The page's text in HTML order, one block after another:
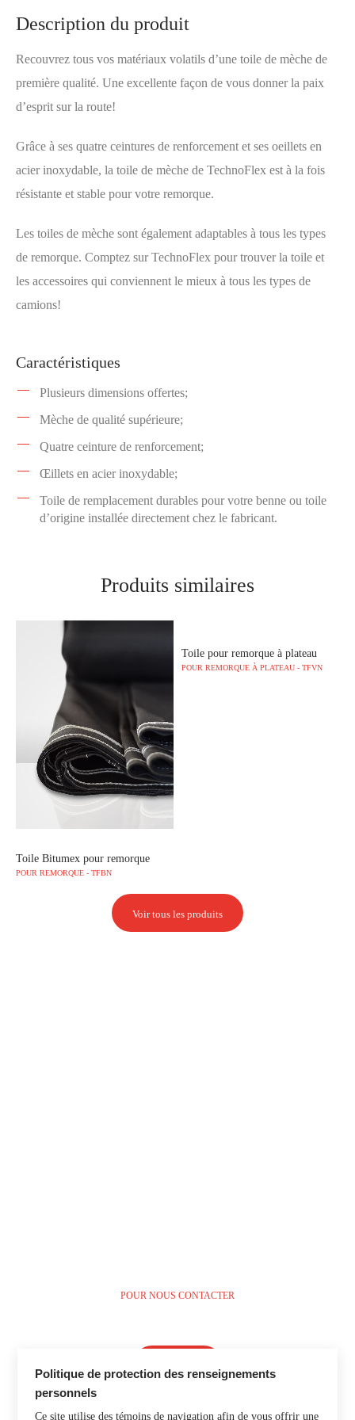
Politique de protection des renseignements
personnels
Ce site utilise des témoins de navigation afin de vous offrir une
Description du produit
Recouvrez tous vos matériaux volatils d’une toile de mèche de
première qualité. Une excellente façon de vous donner la paix
d’esprit sur la route!
Grâce à ses quatre ceintures de renforcement et ses oeillets en
acier inoxydable, la toile de mèche de TechnoFlex est à la fois
résistante et stable pour votre remorque.
Les toiles de mèche sont également adaptables à tous les types
de remorque. Comptez sur TechnoFlex pour trouver la toile et
les accessoires qui conviennent le mieux à tous les types de
camions!
Caractéristiques
Plusieurs dimensions offertes;
Mèche de qualité supérieure;
Quatre ceinture de renforcement;
Œillets en acier inoxydable;
Toile de remplacement durables pour votre benne ou toile
d’origine installée directement chez le fabricant.
Produits similaires
Toile Bitumex pour remorque
POUR REMORQUE - TFBN
Toile pour remorque à plateau
POUR REMORQUE À PLATEAU - TFVN
Voir tous les produits
POUR NOUS CONTACTER